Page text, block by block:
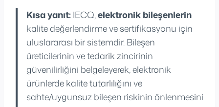
Kısa yanıt:IECQ,elektronik bileşenlerin
kalite değerlendirme ve sertifikasyonu için
uluslararası bir sistemdir. Bileşen
üreticilerinin ve tedarik zincirinin
güvenilirliğini belgeleyerek, elektronik
ürünlerde kalite tutarlılığını ve
sahte/uygunsuz bileşen riskinin önlenmesini